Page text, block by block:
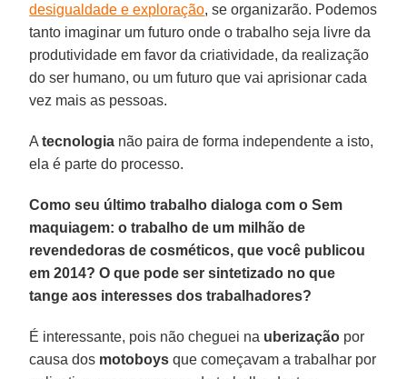
desigualdade e exploração, se organizarão. Podemos
tanto imaginar um futuro onde o trabalho seja livre da
produtividade em favor da criatividade, da realização
do ser humano, ou um futuro que vai aprisionar cada
vez mais as pessoas.
Atecnologia não paira de forma independente a isto,
ela é parte do processo.
Como seu último trabalho dialoga com o Sem
maquiagem: o trabalho de um milhão de
revendedoras de cosméticos, que você publicou
em 2014? O que pode ser sintetizado no que
tange aos interesses dos trabalhadores?
É interessante, pois não cheguei na uberização por
causa dos motoboys que começavam a trabalhar por